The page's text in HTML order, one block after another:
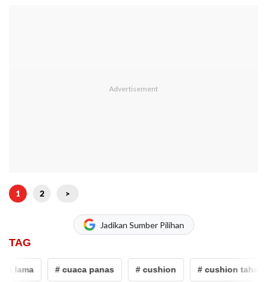
1 2 >
Jadikan Sumber Pilihan
TAG
lama # cuaca panas # cushion # cushion tahan